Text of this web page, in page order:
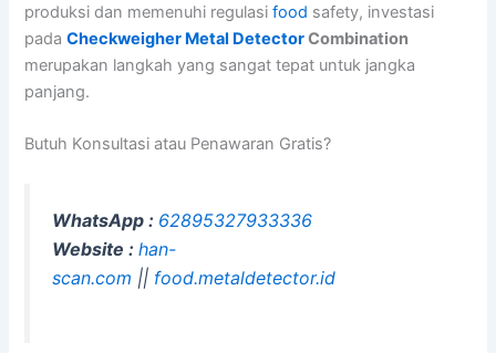
produksi dan memenuhi regulasifood safety, investasi
padaCheckweigher Metal DetectorCombination
merupakan langkah yang sangat tepat untuk jangka
panjang.
Butuh Konsultasi atau Penawaran Gratis?
WhatsApp : 62895327933336
Website :han-
scan.com || food.metaldetector.id